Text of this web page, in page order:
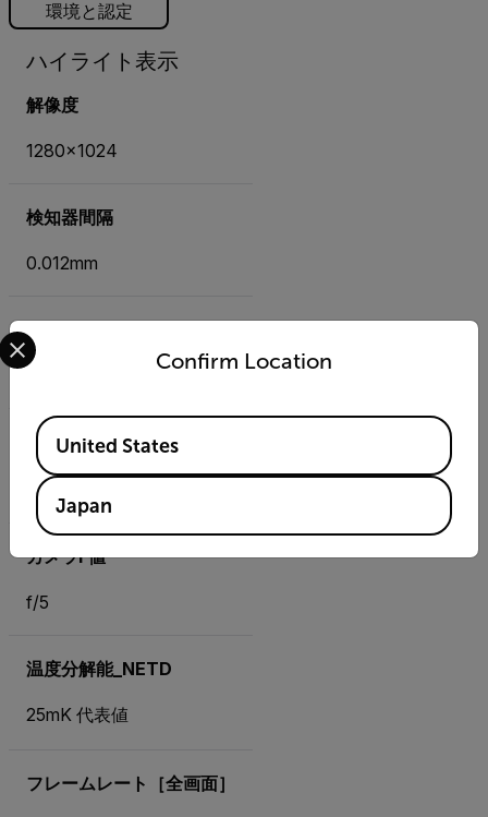
環境と認定
ハイライト表示
解像度
1280×1024
検知器間隔
0.012mm
スペクトル範囲
検知器タイプ
インジウムアンチモン
カメラF値
f/5
温度分解能_NETD
25mK 代表値
フレームレート［全画面］
Confirm Location
Select your preferred country and language from the
Available Locations
United States
Japan